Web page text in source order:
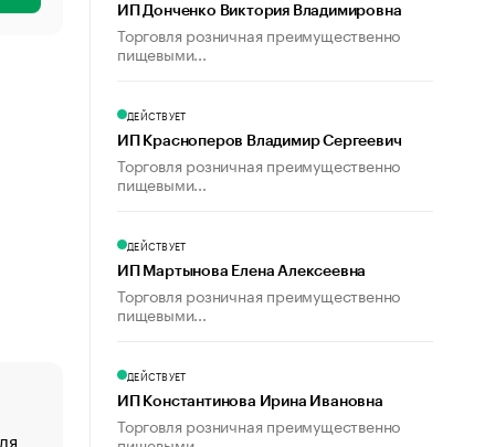
«От спорта тело стареет иначе». Как живет глава
ИП Донченко Виктория Владимировна
Торговля розничная преимущественно
пищевыми...
ДЕЙСТВУЕТ
ИП Красноперов Владимир Сергеевич
Торговля розничная преимущественно
пищевыми...
ДЕЙСТВУЕТ
ИП Мартынова Елена Алексеевна
Торговля розничная преимущественно
пищевыми...
ДЕЙСТВУЕТ
ИП Константинова Ирина Ивановна
Торговля розничная преимущественно